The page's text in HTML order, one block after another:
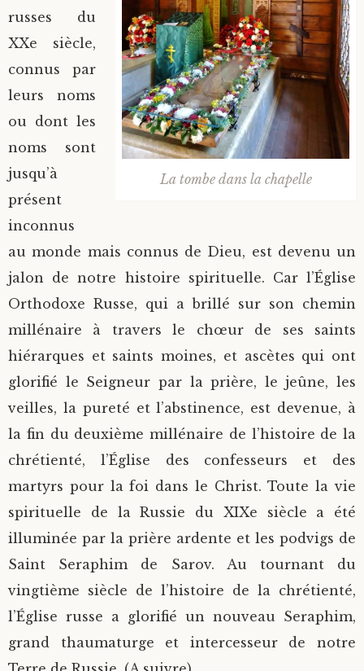
La tombe dans la chapelle
russes du
XXe siècle,
connus par
leurs noms
ou dont les
noms sont
jusqu’à
présent
inconnus
au monde mais connus de Dieu, est devenu un
jalon de notre histoire spirituelle. Car l’Église
Orthodoxe Russe, qui a brillé sur son chemin
millénaire à travers le chœur de ses saints
hiérarques et saints moines, et ascètes qui ont
glorifié le Seigneur par la prière, le jeûne, les
veilles, la pureté et l’abstinence, est devenue, à
la fin du deuxième millénaire de l’histoire de la
chrétienté, l’Église des confesseurs et des
martyrs pour la foi dans le Christ. Toute la vie
spirituelle de la Russie du XIXe siècle a été
illuminée par la prière ardente et les podvigs de
Saint Seraphim de Sarov. Au tournant du
vingtième siècle de l’histoire de la chrétienté,
l’Église russe a glorifié un nouveau Seraphim,
grand thaumaturge et intercesseur de notre